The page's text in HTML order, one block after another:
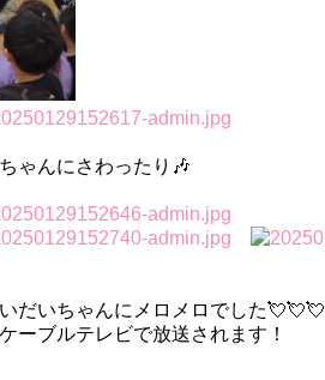
ゃんにさわったり🎶
だいちゃんにメロメロでした💘💘💘
ーブルテレビで放送されます！